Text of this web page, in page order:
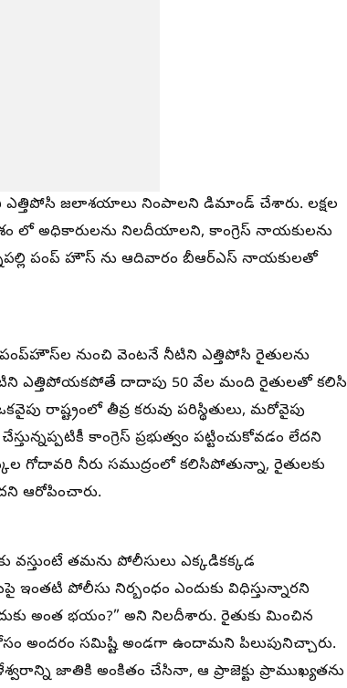
ఎత్తిపోసి జలాశయాలు నింపాలని డిమాండ్ చేశారు. లక్షల
లో అధికారులను నిలదీయాలని, కాంగ్రెస్ నాయకులను
పంప్ హౌస్ ను ఆదివారం బీఆర్ఎస్ నాయకులతో
నుంచి వెంటనే నీటిని ఎత్తిపోసి రైతులను
ఎత్తిపోయకపోతే దాదాపు 50 వేల మంది రైతులతో కలిసి
రాష్ట్రంలో తీవ్ర కరువు పరిస్థితులు, మరోవైపు
కాంగ్రెస్ ప్రభుత్వం పట్టించుకోవడం లేదని
గోదావరి నీరు సముద్రంలో కలిసిపోతున్నా, రైతులకు
ఆరోపించారు.
వస్తుంటే తమను పోలీసులు ఎక్కడికక్కడ
ఇంతటి పోలీసు నిర్బంధం ఎందుకు విధిస్తున్నారని
అంత భయం?” అని నిలదీశారు. రైతుకు మించిన
అందరం సమిష్టి అండగా ఉందామని పిలుపునిచ్చారు.
జాతికి అంకితం చేసినా, ఆ ప్రాజెక్టు ప్రాముఖ్యతను